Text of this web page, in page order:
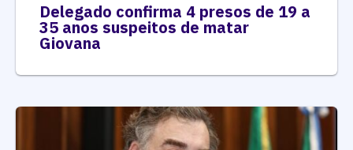
Delegado confirma 4 presos de 19 a
35 anos suspeitos de matar
Giovana